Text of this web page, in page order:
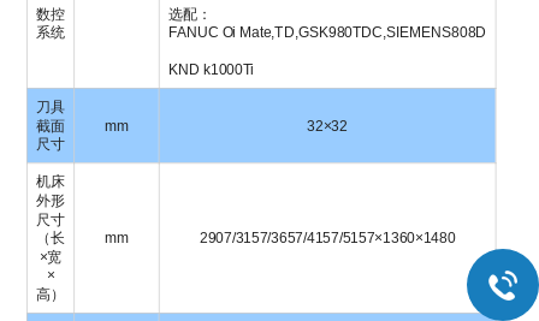
数控
系统
选配：
FANUC Oi Mate,TD,GSK980TDC,SIEMENS808D
KND k1000Ti
刀具
截面
尺寸
mm 32×32
机床
外形
尺寸
（长
×宽
×
高）
mm 2907/3157/3657/4157/5157×1360×1480